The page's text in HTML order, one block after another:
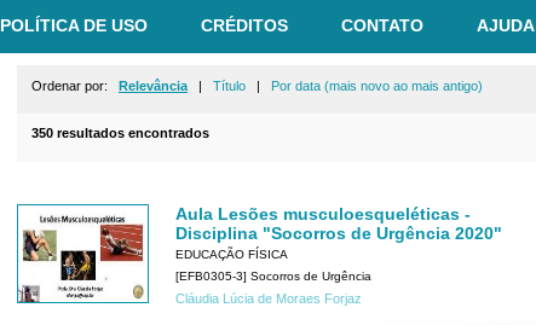
POLÍTICA DE USO CRÉDITOS CONTATO AJUDA
Ordenar por: Relevância | Título | Por data (mais novo ao mais antigo)
350 resultados encontrados
Aula Lesões musculoesqueléticas -
Disciplina "Socorros de Urgência 2020"
EDUCAÇÃO FÍSICA
[EFB0305-3] Socorros de Urgência
Cláudia Lúcia de Moraes Forjaz